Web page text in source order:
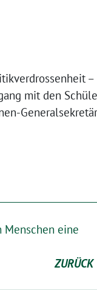
mit den
Menschen eine
ZURÜCK